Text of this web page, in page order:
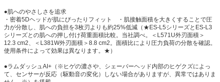
●肌へのやさしさを追求
・密着5Dヘッドが肌にぴったりフィット ・肌接触面積を大きくすることで圧
力が分散し、肌への負担を3枚刃よりも約25%低減（★ES-L5シリーズとES-L3
シリーズとの肌への押し付け荷重面積比較。当社調べ。＜L571U外刃面積＞
12.3 cm2、＜L381W外刃面積＞8.8 cm2。面積比により圧力負荷の分散を確認。
使用条件によって効果は異なります。★）
●ラムダッシュAI+（※ヒゲの濃さや、シェーバーヘッド内部のヒゲクズによっ
て、センサーが反応（駆動音の変化）しない場合がありますが、異常ではありま